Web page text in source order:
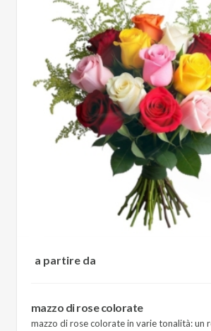
a partire da
mazzo di rose colorate
mazzo di rose colorate in varie tonalità: un